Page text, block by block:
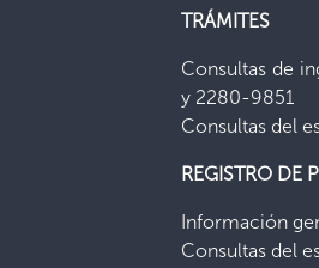
TRÁMITES
Consultas de
y 2280-9851
Consultas del
REGISTRO DE
Información
Consultas del